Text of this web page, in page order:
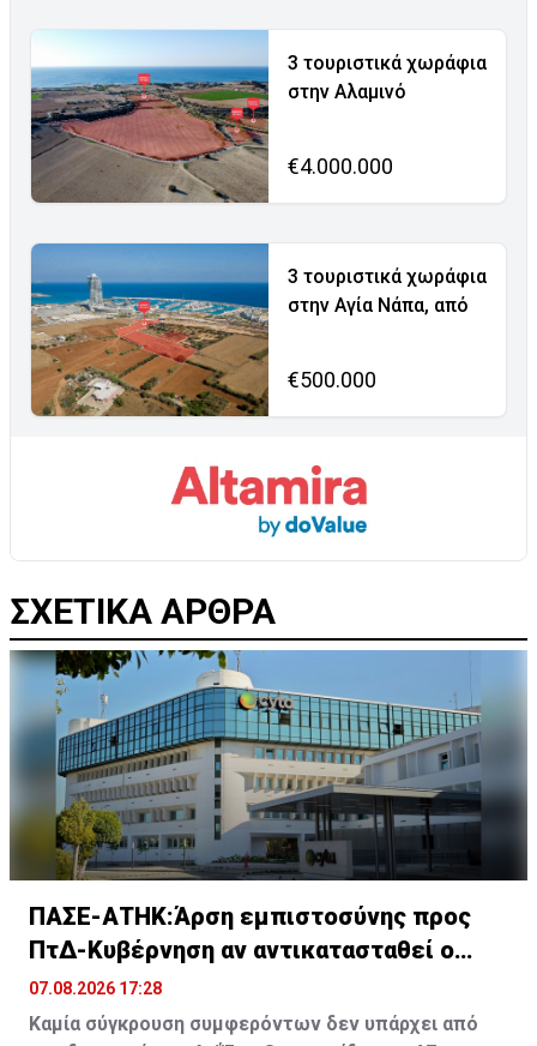
3 τουριστικά χωράφια
στην Αλαμινό
€4.000.000
3 τουριστικά χωράφια
στην Αγία Νάπα, από
€500.000
ΣΧΕΤΙΚΑ ΑΡΘΡΑ
ΠΑΣΕ-ΑΤΗΚ:Άρση εμπιστοσύνης προς
ΠτΔ-Κυβέρνηση αν αντικατασταθεί ο
Οικονομίδης
07.08.2026 17:28
Καμία σύγκρουση συμφερόντων δεν υπάρχει από